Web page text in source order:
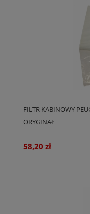
FILTR KABINOWY
ORYGINAŁ
58,20 zł